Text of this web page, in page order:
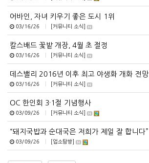
어바인, 자녀 키우기 좋은 도시 1위
03/16/26 [커뮤니티 소식]
칼스배드 꽃밭 개장, 4월 초 절정
03/16/26 [커뮤니티 소식]
데스밸리 2016년 이후 최고 야생화 개화 전망
03/16/26 [커뮤니티 소식]
OC 한인회 3·1절 기념행사
03/09/26 [커뮤니티 소식]
“돼지국밥과 순대국은 저희가 제일 잘 합니다”
03/09/26 [업소탐방]